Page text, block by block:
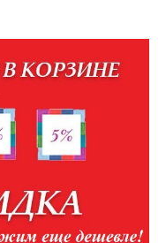
по
и Белгородской